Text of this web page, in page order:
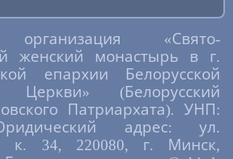
организация «Свято-
женский монастырь в г.
епархии Белорусской
Церкви» (Белорусский
Патриархата). УНП:
адрес: ул.
к. 34, 220080, г. Минск,